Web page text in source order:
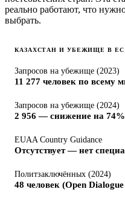
реально работают, что
выбрать.
КАЗАХСТАН И УБЕЖИЩЕ В
Запросов на убежище (2023)
11 277 человек по всему
Запросов на убежище (2024)
2 956 — снижение на
EUAA Country Guidance
Отсутствует — нет
Политзаключённых (2024)
48 человек (Open